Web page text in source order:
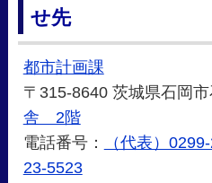
せ先
都市計画課
〒315-8640 茨城県石岡
舎 2階
電話番号：
（代表）
23-5523